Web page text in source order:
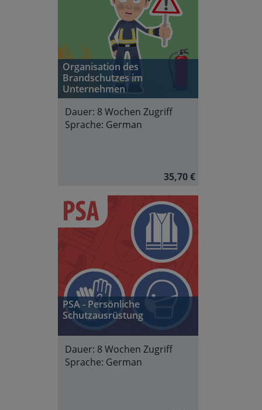
Organisation des
Brandschutzes im
Unternehmen
Dauer: 8 Wochen Zugriff
Sprache: German
35,70 €
PSA - Persönliche
Schutzausrüstung
Dauer: 8 Wochen Zugriff
Sprache: German